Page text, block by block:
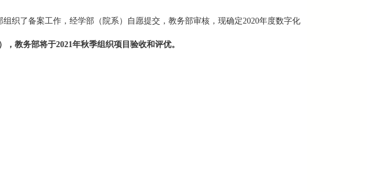
织了备案工作，经学部（院系）自愿提交，教务部审核，现确定2020年度数字化
教务部将于2021年秋季组织项目验收和评优。